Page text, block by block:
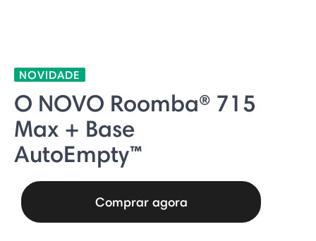
NOVIDADE
O NOVO Roomba® 715
Max + Base
AutoEmpty™
Comprar agora